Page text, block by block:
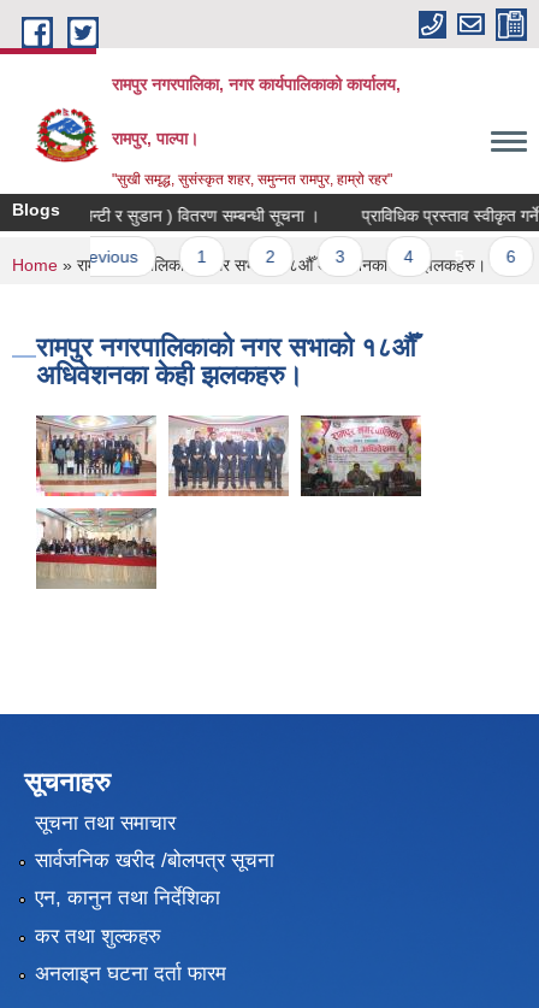
Skip to main content
रामपुर नगरपालिका, नगर कार्यपालिकाको कार्यालय,
रामपुर, पाल्पा।
"सुखी समृद्ध, सुसंस्कृत शहर, समुन्नत रामपुर, हाम्रो रहर"
Blogs वर्षे घाँसहरुको बिऊ ( टियोसेन्टी र सुडान ) वितरण सम्बन्धी सूचना । प्राविधिक प्रस्ताव स्वीकृत
‹ previous 1 2 3 4 5 6
You are here
Home » रामपुर नगरपालिकाको नगर सभाको १८औँ अधिवेशनका केही झलकहरु।
रामपुर नगरपालिकाको नगर सभाको १८औँ
अधिवेशनका केही झलकहरु।
सूचनाहरु
सूचना तथा समाचार
सार्वजनिक खरीद /बोलपत्र सूचना
एन, कानुन तथा निर्देशिका
कर तथा शुल्कहरु
अनलाइन घटना दर्ता फारम